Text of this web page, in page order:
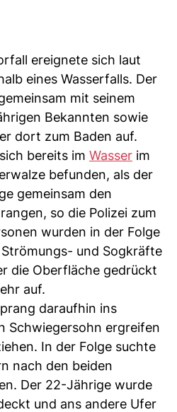
ereignete sich laut
eines Wasserfalls. Der
mit seinem
Bekannten sowie
dort zum Baden auf.
bereits im Wasser im
befunden, als der
gemeinsam den
so die Polizei zum
wurden in der Folge
und Sogkräfte
die Oberfläche gedrückt
auf.
daraufhin ins
Schwiegersohn ergreifen
In der Folge suchte
nach den beiden
Der 22-Jährige wurde
und ans andere Ufer